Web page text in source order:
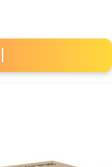
브
라
상